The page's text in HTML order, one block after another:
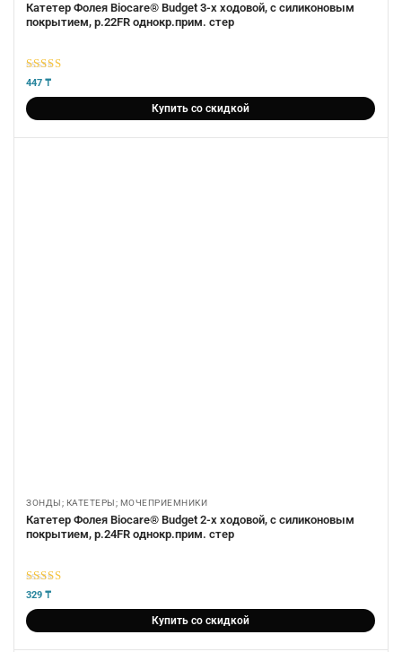
Катетер Фолея Biocare® Budget 3-х ходовой, с силиконовым
покрытием, р.22FR однокр.прим. стер
5из 5
447 ₸
Купить со скидкой
ЗОНДЫ; КАТЕТЕРЫ; МОЧЕПРИЕМНИКИ
Катетер Фолея Biocare® Budget 2-х ходовой, с силиконовым
покрытием, р.24FR однокр.прим. стер
5из 5
329 ₸
Купить со скидкой